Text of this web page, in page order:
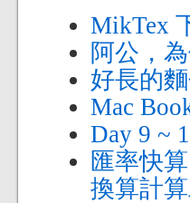
MikTex
阿公，
好長的麵
Mac
Day 9 ~
匯率快
換算計